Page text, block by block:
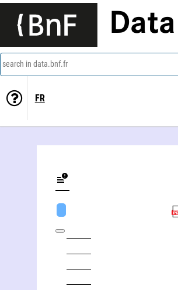
Data
search in data.bnf.fr
FR